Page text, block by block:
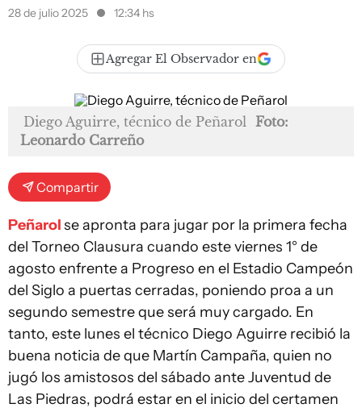
28 de julio 2025 12:34 hs
Agregar El Observador en
Diego Aguirre, técnico de Peñarol Foto:
Leonardo Carreño
Compartir
Peñarolse apronta para jugar por la primera fecha
del Torneo Clausura cuando este viernes 1° de
agosto enfrente a Progreso en el Estadio Campeón
del Siglo a puertas cerradas, poniendo proa a un
segundo semestre que será muy cargado. En
tanto, este lunes el técnico Diego Aguirre recibió la
buena noticia de que Martín Campaña, quien no
jugó los amistosos del sábado ante Juventud de
Las Piedras, podrá estar en el inicio del certamen